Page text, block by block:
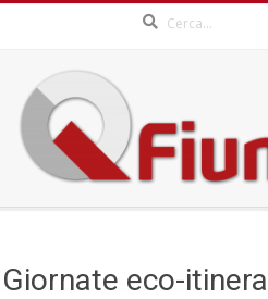
content
Menu
Giornate eco-